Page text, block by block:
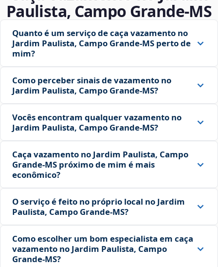
Paulista, Campo Grande‑MS
Quanto é um serviço de caça vazamento no
Jardim Paulista, Campo Grande‑MS perto de
mim?
Como perceber sinais de vazamento no
Jardim Paulista, Campo Grande‑MS?
Vocês encontram qualquer vazamento no
Jardim Paulista, Campo Grande‑MS?
Caça vazamento no Jardim Paulista, Campo
Grande‑MS próximo de mim é mais
econômico?
O serviço é feito no próprio local no Jardim
Paulista, Campo Grande‑MS?
Como escolher um bom especialista em caça
vazamento no Jardim Paulista, Campo
Grande‑MS?